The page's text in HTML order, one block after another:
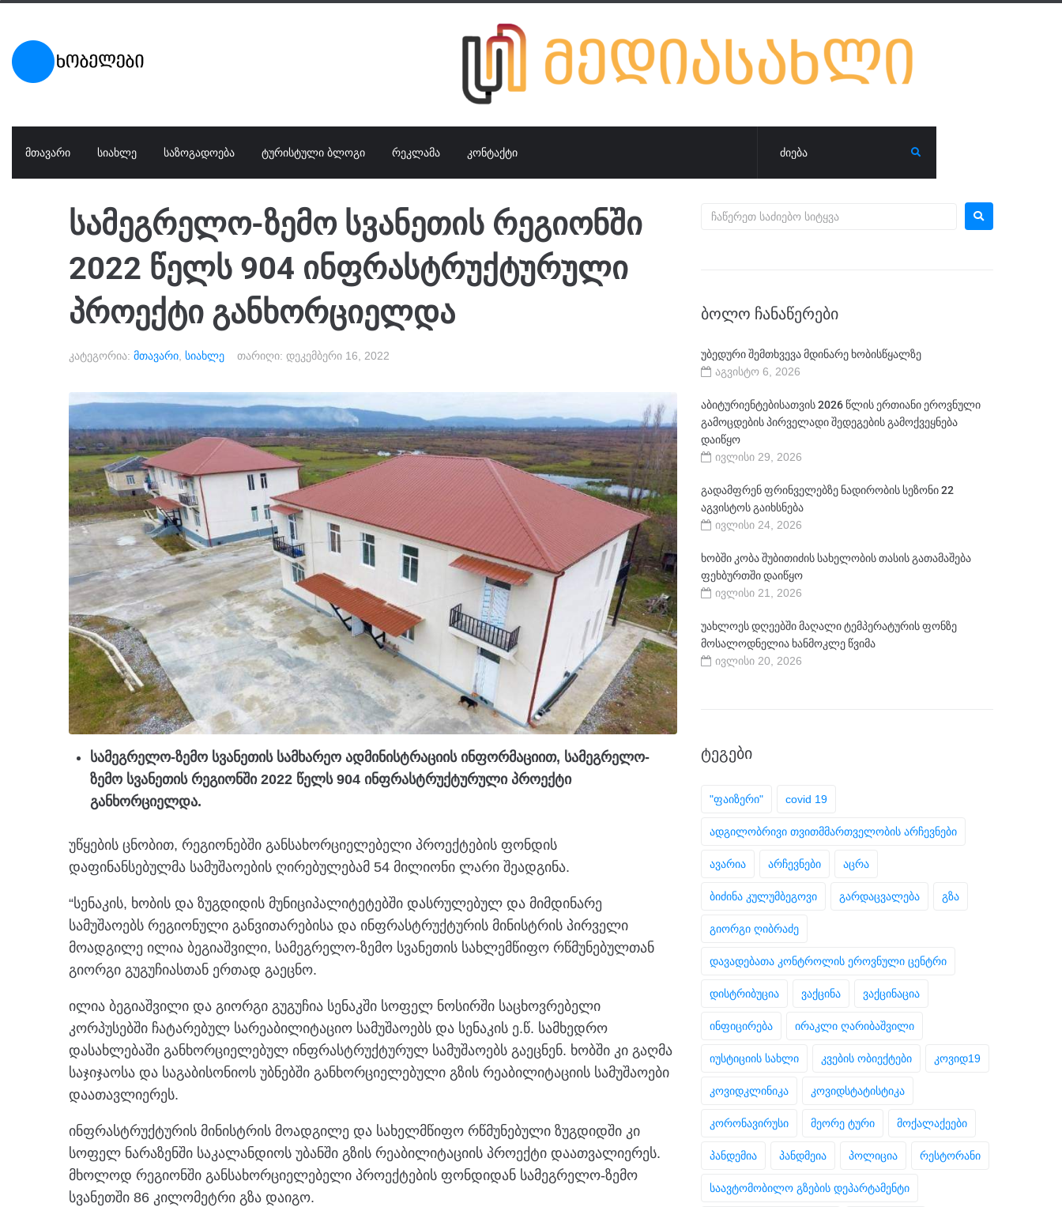
ᲛᲗᲐᲕᲐᲠᲘ ᲡᲘᲐᲮᲚᲔ ᲡᲐᲖᲝᲒᲐᲓᲝᲔᲑᲐ ᲢᲣᲠᲘᲡᲢᲣᲚᲘ ᲑᲚᲝᲒᲘ ᲠᲔᲙᲚᲐᲛᲐ ᲙᲝᲜᲢᲐᲥᲢᲘ
სამეგრელო-ზემო სვანეთის რეგიონში
2022 წელს 904 ინფრასტრუქტურული
პროექტი განხორციელდა
კატეგორია: მთავარი სიახლე თარიღი: დეკემბერი 16, 2022
სამეგრელო-ზემო სვანეთის სამხარეო ადმინისტრაციის ინფორმაციით, სამეგრელო-
ზემო სვანეთის რეგიონში 2022 წელს 904 ინფრასტრუქტურული პროექტი
განხორციელდა.
უწყების ცნობით, რეგიონებში განსახორციელებელი პროექტების ფონდის
დაფინანსებულმა სამუშაოების ღირებულებამ 54 მილიონი ლარი შეადგინა.
“სენაკის, ხობის და ზუგდიდის მუნიციპალიტეტებში დასრულებულ და მიმდინარე
სამუშაოებს რეგიონული განვითარებისა და ინფრასტრუქტურის მინისტრის პირველი
მოადგილე ილია ბეგიაშვილი, სამეგრელო-ზემო სვანეთის სახლემწიფო რწმუნებულთან
გიორგი გუგუჩიასთან ერთად გაეცნო.
ილია ბეგიაშვილი და გიორგი გუგუჩია სენაკში სოფელ ნოსირში საცხოვრებელი
კორპუსებში ჩატარებულ სარეაბილიტაციო სამუშაოებს და სენაკის ე.წ. სამხედრო
დასახლებაში განხორციელებულ ინფრასტრუქტურულ სამუშაოებს გაეცნენ. ხობში კი გაღმა
საჯიჯაოსა და საგაბისონიოს უბნებში განხორციელებული გზის რეაბილიტაციის სამუშაოები
დაათავლიერეს.
ინფრასტრუქტურის მინისტრის მოადგილე და სახელმწიფო რწმუნებული ზუგდიდში კი
სოფელ ნარაზენში საკალანდიოს უბანში გზის რეაბილიტაციის პროექტი დაათვალიერეს.
მხოლოდ რეგიონში განსახორციელებელი პროექტების ფონდიდან სამეგრელო-ზემო
სვანეთში 86 კილომეტრი გზა დაიგო.
ᲑᲝᲚᲝ ᲩᲐᲜᲐᲬᲔᲠᲔᲑᲘ
უბედური შემთხვევა მდინარე ხობისწყალზე
აგვისტო 6, 2026
აბიტურიენტებისათვის 2026 წლის ერთიანი ეროვნული
გამოცდების პირველადი შედეგების გამოქვეყნება
დაიწყო
ივლისი 29, 2026
გადამფრენ ფრინველებზე ნადირობის სეზონი 22
აგვისტოს გაიხსნება
ივლისი 24, 2026
ხობში კობა შუბითიძის სახელობის თასის გათამაშება
ფეხბურთში დაიწყო
ივლისი 21, 2026
უახლოეს დღეებში მაღალი ტემპერატურის ფონზე
მოსალოდნელია ხანმოკლე წვიმა
ივლისი 20, 2026
ᲢᲔᲒᲔᲑᲘ
"ფაიზერი" covid 19
ადგილობრივი თვითმმართველობის არჩევნები
ავარია არჩევნები აცრა
ბიძინა კულუმბეგოვი გარდაცვალება გზა
გიორგი ღიბრაძე
დავადებათა კონტროლის ეროვნული ცენტრი
დისტრიბუცია ვაქცინა ვაქცინაცია
ინფიცირება ირაკლი ღარიბაშვილი
იუსტიციის სახლი კვების ობიექტები კოვიდ19
კოვიდკლინიკა კოვიდსტატისტიკა
კორონავირუსი მეორე ტური მოქალაქეები
პანდემია პანდმეია პოლიცია რესტორანი
საავტომობილო გზების დეპარტამენტი